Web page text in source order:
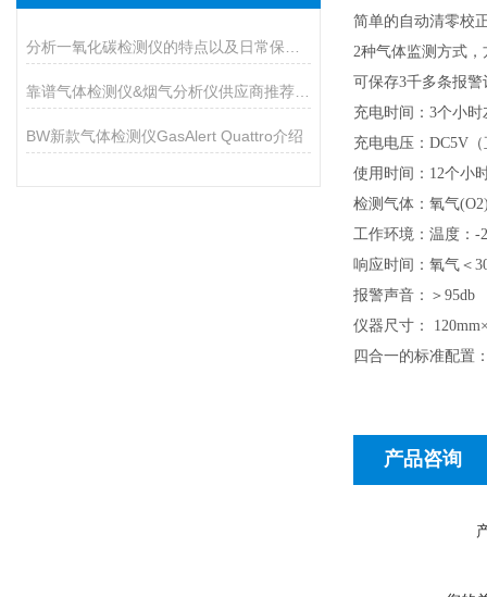
BW新款气体检测仪GasAlert Quattro介绍
简单的自动清零校
2种气体监测方式 ，
可保存3千多条报警
充电时间：3个小时
充电电压：DC5V
使用时间：12个小
检测气体：氧气
工作环境：温度： -
响应时间：氧气＜
报警声音：＞95db
仪器尺寸：
四合一的标准配置
产品咨询